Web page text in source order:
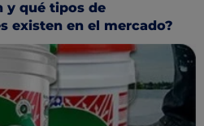
y qué tipos de
existen en el mercado?